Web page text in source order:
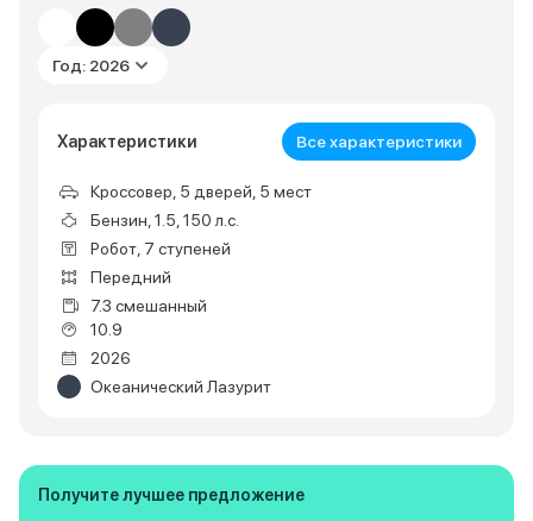
Год: 2026
Характеристики Все характеристики
Кроссовер, 5 дверей, 5 мест
Бензин, 1.5, 150 л.с.
Робот, 7 ступеней
Передний
7.3 смешанный
10.9
2026
Океанический Лазурит
Получите лучшее предложение